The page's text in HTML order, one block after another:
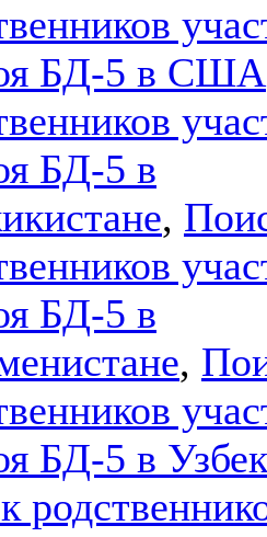
БД-5 в США
БД-5 в
,
БД-5 в
,
БД-5 в